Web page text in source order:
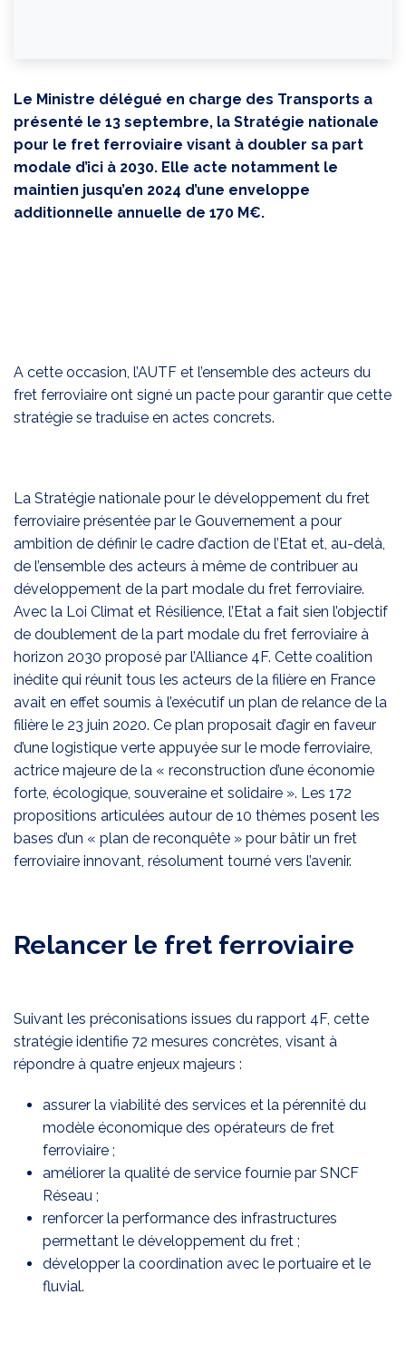
Le Ministre délégué en charge des Transports a
présenté le 13 septembre, la Stratégie nationale
pour le fret ferroviaire visant à doubler sa part
modale d’ici à 2030. Elle acte notamment le
maintien jusqu’en 2024 d’une enveloppe
additionnelle annuelle de 170 M€.
A cette occasion, l’AUTF et l’ensemble des acteurs du
fret ferroviaire ont signé un pacte pour garantir que cette
stratégie se traduise en actes concrets.
La Stratégie nationale pour le développement du fret
ferroviaire présentée par le Gouvernement a pour
ambition de définir le cadre d’action de l’Etat et, au-delà,
de l’ensemble des acteurs à même de contribuer au
développement de la part modale du fret ferroviaire.
Avec la Loi Climat et Résilience, l’Etat a fait sien l’objectif
de doublement de la part modale du fret ferroviaire à
horizon 2030 proposé par l’Alliance 4F. Cette coalition
inédite qui réunit tous les acteurs de la filière en France
avait en effet soumis à l’exécutif un plan de relance de la
filière le 23 juin 2020. Ce plan proposait d’agir en faveur
d’une logistique verte appuyée sur le mode ferroviaire,
actrice majeure de la « reconstruction d’une économie
forte, écologique, souveraine et solidaire ». Les 172
propositions articulées autour de 10 thèmes posent les
bases d’un « plan de reconquête » pour bâtir un fret
ferroviaire innovant, résolument tourné vers l’avenir.
Relancer le fret ferroviaire
Suivant les préconisations issues du rapport 4F, cette
stratégie identifie 72 mesures concrètes, visant à
répondre à quatre enjeux majeurs :
assurer la viabilité des services et la pérennité du
modèle économique des opérateurs de fret
ferroviaire ;
améliorer la qualité de service fournie par SNCF
Réseau ;
renforcer la performance des infrastructures
permettant le développement du fret ;
développer la coordination avec le portuaire et le
fluvial.